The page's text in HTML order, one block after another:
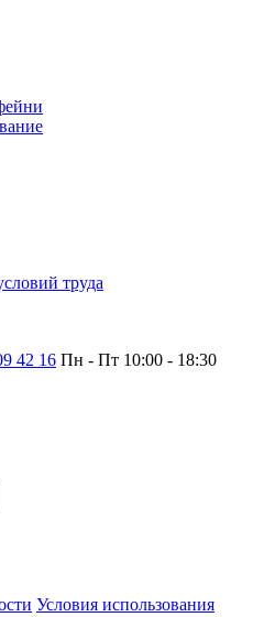
труда
42 16 Пн - Пт 10:00 - 18:30
Условия использования